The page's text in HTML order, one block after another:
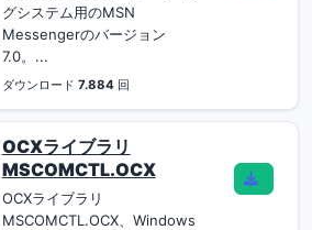
グシステム用のMSN
Messengerのバージョン
7.0。...
ダウンロード 7.884回
OCXライブラリ
MSCOMCTL.OCX
OCXライブラリ
MSCOMCTL.OCX、Windows